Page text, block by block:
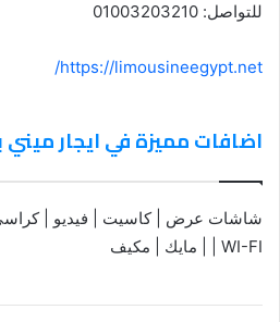
للتواصل: 01003203210
https://limousineegypt.net/
اضافات مميزة في ايجار ميني
| WI-FI | مايك | مكيف